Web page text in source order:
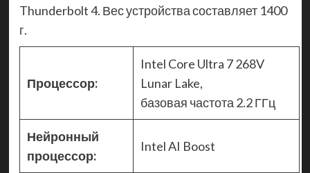
Thunderbolt 4. Вес устройства составляет 1400
г.
Процессор:
Intel Core Ultra 7 268V
Lunar Lake,
базовая частота 2.2 ГГц
Нейронный
процессор:
Intel AI Boost